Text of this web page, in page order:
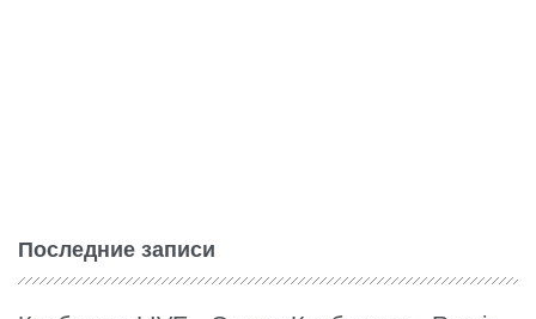
Последние записи